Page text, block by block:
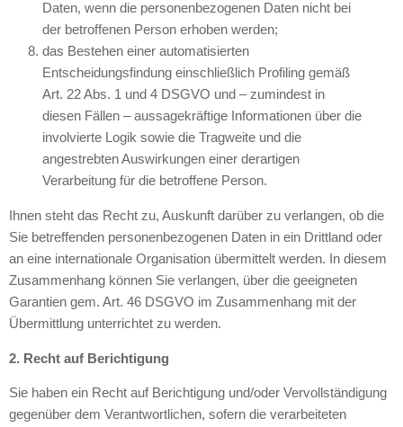
Daten, wenn die personenbezogenen Daten nicht bei
der betroffenen Person erhoben werden;
das Bestehen einer automatisierten
Entscheidungsfindung einschließlich Profiling gemäß
Art. 22 Abs. 1 und 4 DSGVO und – zumindest in
diesen Fällen – aussagekräftige Informationen über die
involvierte Logik sowie die Tragweite und die
angestrebten Auswirkungen einer derartigen
Verarbeitung für die betroffene Person.
Ihnen steht das Recht zu, Auskunft darüber zu verlangen, ob die
Sie betreffenden personenbezogenen Daten in ein Drittland oder
an eine internationale Organisation übermittelt werden. In diesem
Zusammenhang können Sie verlangen, über die geeigneten
Garantien gem. Art. 46 DSGVO im Zusammenhang mit der
Übermittlung unterrichtet zu werden.
2. Recht auf Berichtigung
Sie haben ein Recht auf Berichtigung und/oder Vervollständigung
gegenüber dem Verantwortlichen, sofern die verarbeiteten